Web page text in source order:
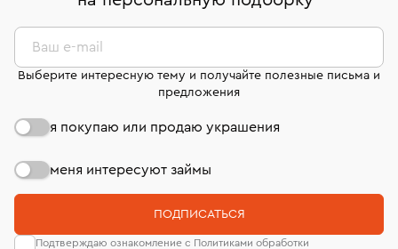
дней на возврат. Детальные условия возврата
комиссионных украшений и часов смотрите на
странице«Возврат украшений»
сертификаты МГУ и других геммологических
лабораторий
Ваш e-mail
Выберите интересную тему и получайте полезные письма и
предложения
я покупаю или продаю украшения
меня интересуют займы
ПОДПИСАТЬСЯ
Подтверждаю ознакомление с Политиками обработки